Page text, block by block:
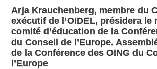
Arja Krauchenberg, membre du
exécutif de l’OIDEL, présidera le
comité d’éducation de la
du Conseil de l’Europe.
de la Conférence des OING du
l’Europe